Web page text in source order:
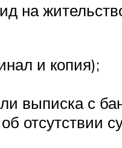
на
и копия);
выписка с
отсутствии